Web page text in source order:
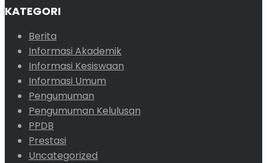
KATEGORI
Berita
Informasi Akademik
Informasi Kesiswaan
Informasi Umum
Pengumuman
Pengumuman Kelulusan
PPDB
Prestasi
Uncategorized